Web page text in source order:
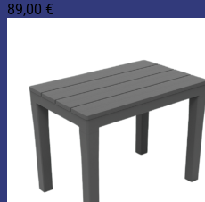
89,00 €